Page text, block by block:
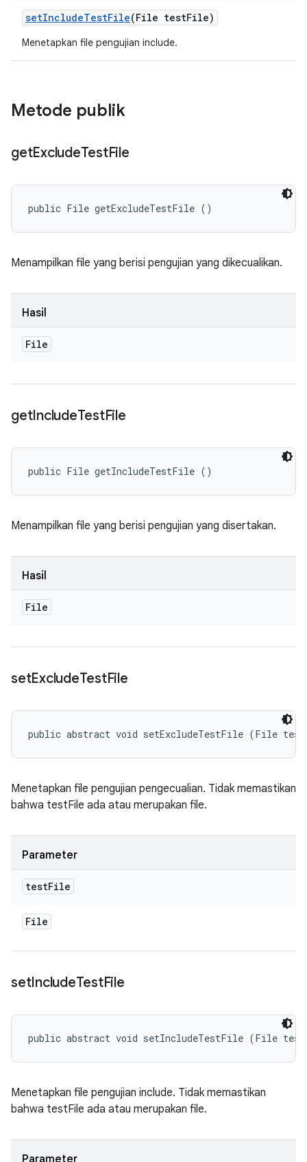
setIncludeTestFile(File testFile)
Menetapkan file pengujian include.
Metode publik
getExcludeTestFile
public File getExcludeTestFile ()
Menampilkan file yang berisi pengujian yang dikecualikan.
Hasil
File
getIncludeTestFile
public File getIncludeTestFile ()
Menampilkan file yang berisi pengujian yang disertakan.
Hasil
File
setExcludeTestFile
public abstract void setExcludeTestFile (File
Menetapkan file pengujian pengecualian. Tidak memastikan
bahwa testFile ada atau merupakan file.
Parameter
testFile
File
setIncludeTestFile
public abstract void setIncludeTestFile (File
Menetapkan file pengujian include. Tidak memastikan
bahwa testFile ada atau merupakan file.
Parameter